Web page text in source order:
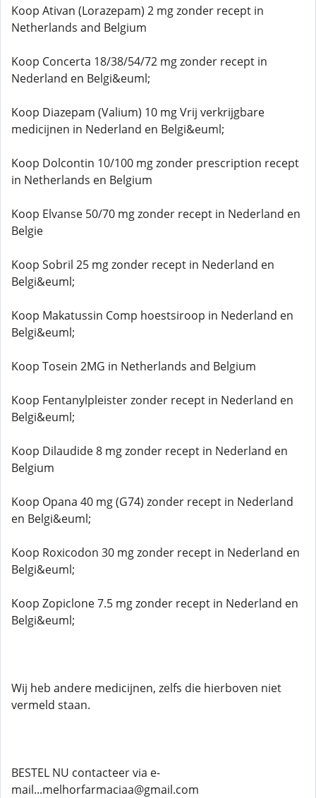
Koop Ativan (Lorazepam) 2 mg zonder recept in
Netherlands and Belgium
Koop Concerta 18/38/54/72 mg zonder recept in
Nederland en Belgi&euml;
Koop Diazepam (Valium) 10 mg Vrij verkrijgbare
medicijnen in Nederland en Belgi&euml;
Koop Dolcontin 10/100 mg zonder prescription recept
in Netherlands en Belgium
Koop Elvanse 50/70 mg zonder recept in Nederland en
Belgie
Koop Sobril 25 mg zonder recept in Nederland en
Belgi&euml;
Koop Makatussin Comp hoestsiroop in Nederland en
Belgi&euml;
Koop Tosein 2MG in Netherlands and Belgium
Koop Fentanylpleister zonder recept in Nederland en
Belgi&euml;
Koop Dilaudide 8 mg zonder recept in Nederland en
Belgium
Koop Opana 40 mg (G74) zonder recept in Nederland
en Belgi&euml;
Koop Roxicodon 30 mg zonder recept in Nederland en
Belgi&euml;
Koop Zopiclone 7.5 mg zonder recept in Nederland en
Belgi&euml;
Wij heb andere medicijnen, zelfs die hierboven niet
vermeld staan.
BESTEL NU contacteer via e-
mail...melhorfarmaciaa@gmail.com